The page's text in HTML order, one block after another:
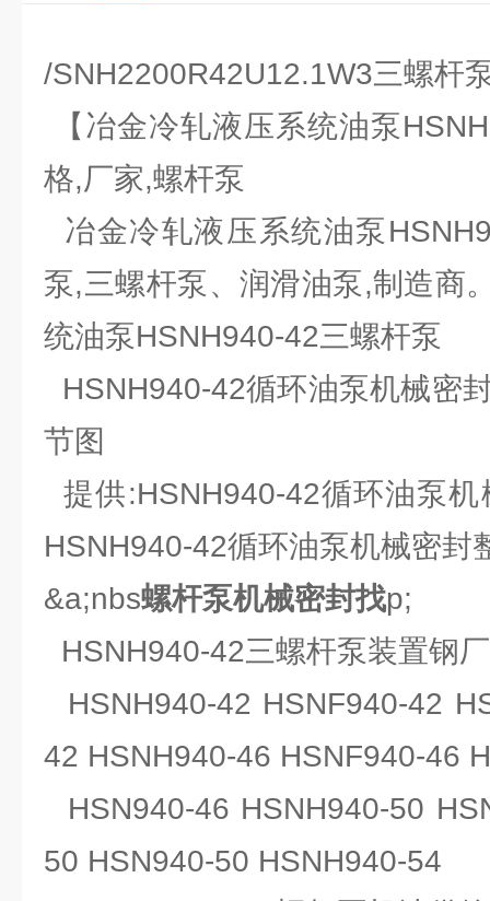
/SNH2200R42U12.1W3三螺杆
【冶金冷轧液压系统油泵
格,厂家,螺杆泵
冶金冷轧液压系统油泵
泵,三螺杆泵、润滑油泵,制造商
统油泵HSNH940-42三螺杆泵
HSNH940-42循环油泵机械密
节图
提供:HSNH940-42循环油泵
HSNH940-42循环油泵机械密封
&a;nbs螺杆泵机械密封找p;
HSNH940-42三螺杆泵装置钢
HSNH940-42 HSNF940-42
42 HSNH940-46 HSNF940-46
HSN940-46 HSNH940-50
50 HSN940-50 HSNH940-54